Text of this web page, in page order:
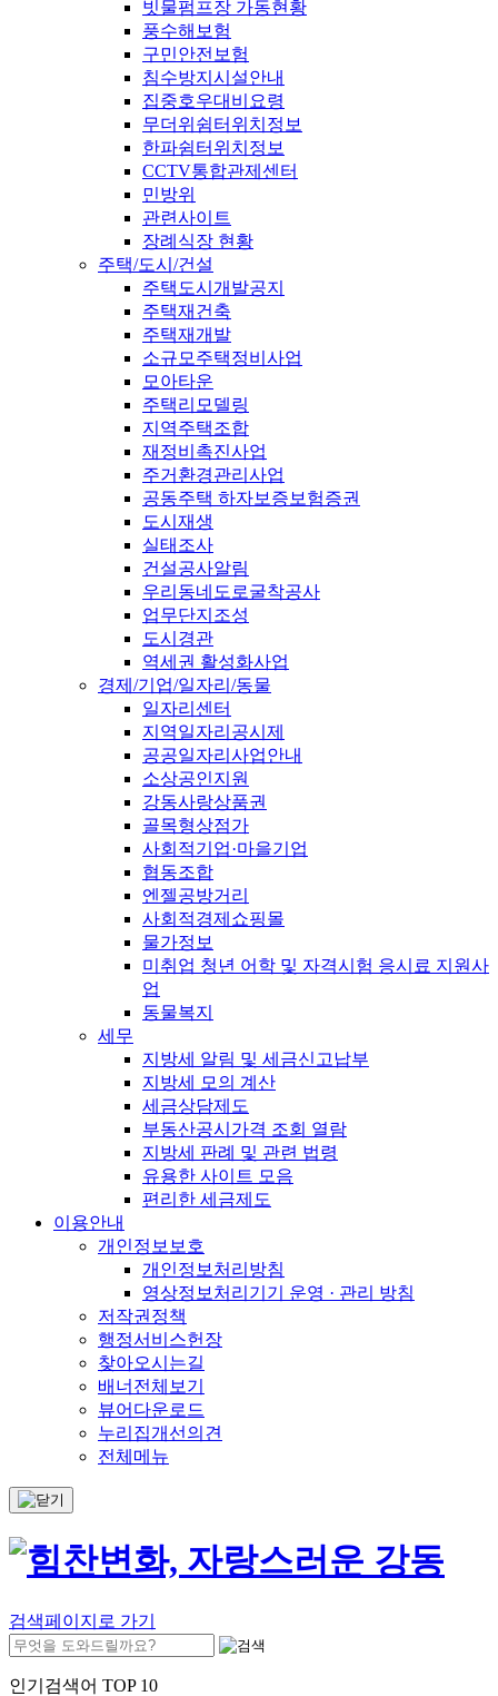
빗물펌프장 가동현황
풍수해보험
구민안전보험
침수방지시설안내
집중호우대비요령
무더위쉼터위치정보
한파쉼터위치정보
CCTV통합관제센터
민방위
관련사이트
장례식장 현황
주택/도시/건설
주택도시개발공지
주택재건축
주택재개발
소규모주택정비사업
모아타운
주택리모델링
지역주택조합
재정비촉진사업
주거환경관리사업
공동주택 하자보증보험증권
도시재생
실태조사
건설공사알림
우리동네도로굴착공사
업무단지조성
도시경관
역세권 활성화사업
경제/기업/일자리/동물
일자리센터
지역일자리공시제
공공일자리사업안내
소상공인지원
강동사랑상품권
골목형상점가
사회적기업·마을기업
협동조합
엔젤공방거리
사회적경제쇼핑몰
물가정보
미취업 청년 어학 및 자격시험 응시료 지원사
업
동물복지
세무
지방세 알림 및 세금신고납부
지방세 모의 계산
세금상담제도
부동산공시가격 조회 열람
지방세 판례 및 관련 법령
유용한 사이트 모음
편리한 세금제도
이용안내
개인정보보호
개인정보처리방침
영상정보처리기기 운영 · 관리 방침
저작권정책
행정서비스헌장
찾아오시는길
배너전체보기
뷰어다운로드
누리집개선의견
전체메뉴
검색페이지로 가기
인기검색어 TOP 10